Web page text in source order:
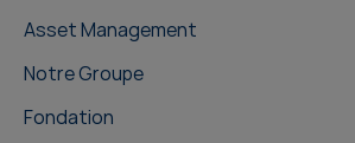
Asset Management
Notre Groupe
Fondation